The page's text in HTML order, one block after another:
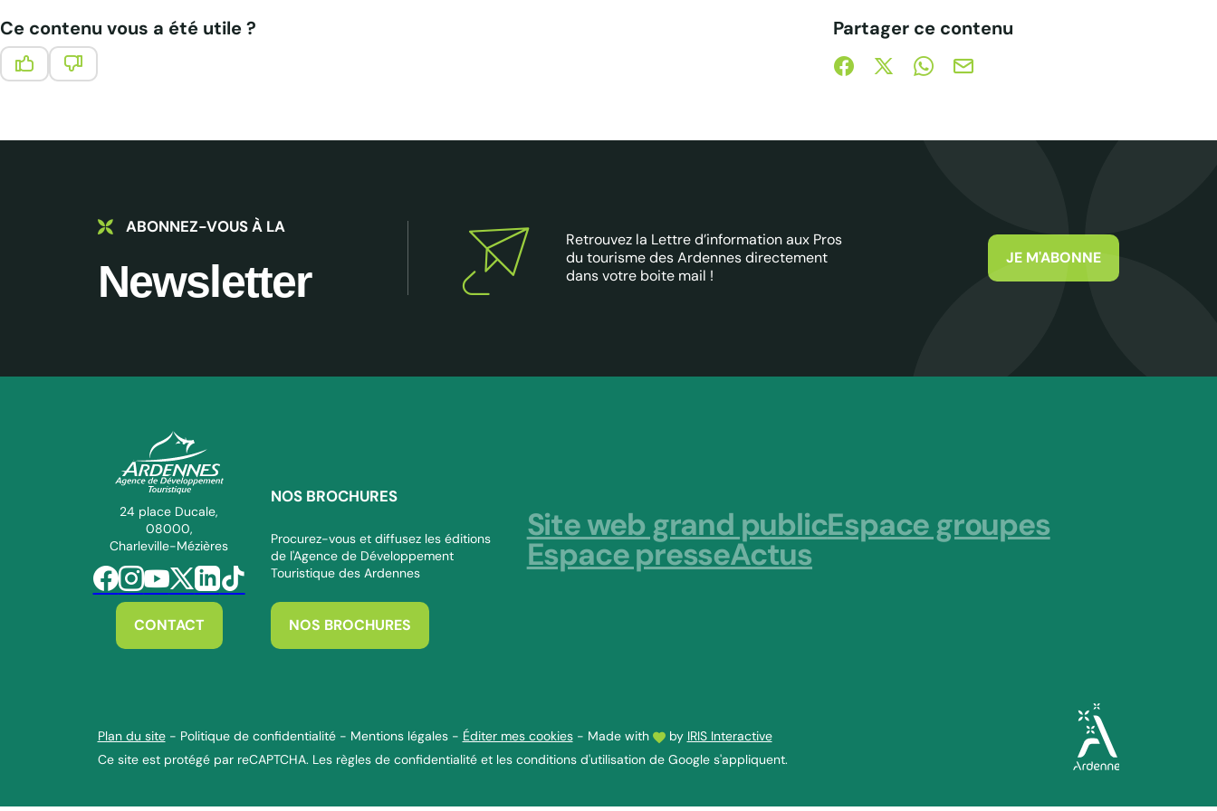
Ce contenu vous a été utile ? Partager ce contenu
Partager sur Facebook (nouvelle fenêtre)
Partager sur X / Twitter (nouvelle fenêtre)
Partager sur WhatsApp
Partager par mail
ABONNEZ-VOUS À LA
Newsletter
Retrouvez la Lettre d’information aux Pros
du tourisme des Ardennes directement
dans votre boite mail !
JE M'ABONNE
ADT des Ardennes Pro
24 place Ducale,
08000,
Charleville-Mézières
Suivez-nous sur Facebook
Suivez-nous sur Instagram
Suivez-nous sur Youtube
Suivez-nous sur Twitter
Suivez-nous sur Linkedin
Suivez-nous sur Tiktok
CONTACT
NOS BROCHURES
Procurez-vous et diffusez les éditions
de l'Agence de Développement
Touristique des Ardennes
NOS BROCHURES
Site web grand publicEspace groupes
Espace presseActus
Plan du site - Politique de confidentialité - Mentions légales - Éditer mes cookies - Made with by IRIS Interactive
Ce site est protégé par reCAPTCHA. Les règles de confidentialitéet les conditions d'utilisationde Google s'appliquent.